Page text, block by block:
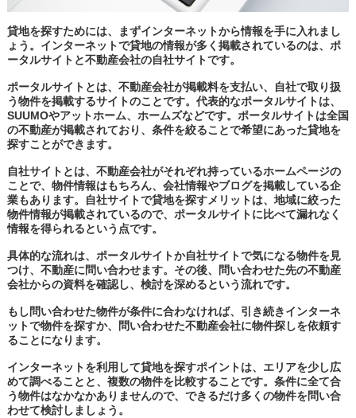
貸地を探すためには、まずインターネットから情報を手に入れまし
ょう。インターネットで貸地の情報が多く掲載されているのは、ポ
ータルサイトと不動産会社の自社サイトです。
ポータルサイトとは、不動産会社が掲載料を支払い、自社で取り扱
う物件を掲載するサイトのことです。代表的なポータルサイトは、
SUUMOやアットホーム、ホームズなどです。ポータルサイトは全国
の不動産が掲載されており、条件を絞ることで希望にあった貸地を
探すことができます。
自社サイトとは、不動産会社がそれぞれ持っているホームページの
ことで、物件情報はもちろん、会社情報やブログを掲載している企
業もあります。自社サイトで貸地を探すメリットは、地域に絞った
物件情報が掲載されているので、ポータルサイトに比べて漏れなく
情報を得られるという点です。
具体的な流れは、ポータルサイトか自社サイトで気になる物件を見
つけ、不動産に問い合わせます。その後、問い合わせた先の不動産
会社からの資料を確認し、検討を深めるという流れです。
もし問い合わせた物件が条件に合わなければ、引き続きインターネ
ットで物件を探すか、問い合わせた不動産会社に物件探しを依頼す
ることになります。
インターネットを利用して貸地を探すポイントは、エリアを少し広
めて調べることと、複数の物件を比較することです。条件に全て合
う物件はなかなかありませんので、できるだけ多くの物件を問い合
わせて検討しましょう。